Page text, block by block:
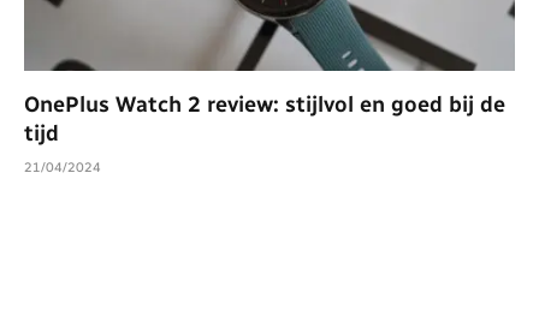
OnePlus Watch 2 review: stijlvol en goed bij de
tijd
21/04/2024